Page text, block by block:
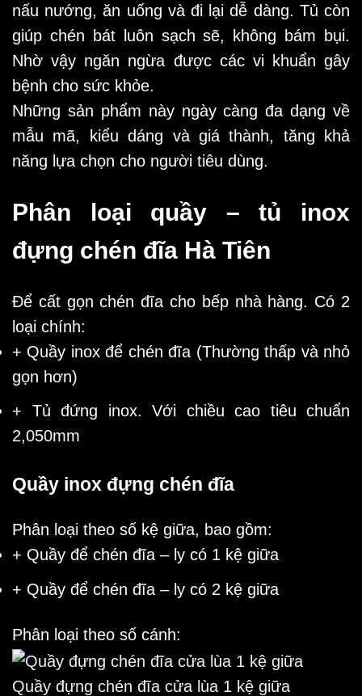
nấu nướng, ăn uống và đi lại dễ dàng. Tủ còn
giúp chén bát luôn sạch sẽ, không bám bụi.
Nhờ vậy ngăn ngừa được các vi khuẩn gây
bệnh cho sức khỏe.
Những sản phẩm này ngày càng đa dạng về
mẫu mã, kiểu dáng và giá thành, tăng khả
năng lựa chọn cho người tiêu dùng.
Phân loại quầy – tủ inox
đựng chén đĩa Hà Tiên
Để cất gọn chén đĩa cho bếp nhà hàng. Có 2
loại chính:
+ Quầy inox để chén đĩa (Thường thấp và nhỏ
gọn hơn)
+ Tủ đứng inox. Với chiều cao tiêu chuẩn
2,050mm
Quầy inox đựng chén đĩa
Phân loại theo số kệ giữa, bao gồm:
+ Quầy để chén đĩa – ly có 1 kệ giữa
+ Quầy để chén đĩa – ly có 2 kệ giữa
Phân loại theo số cánh:
Quầy đựng chén đĩa cửa lùa 1 kệ giữa